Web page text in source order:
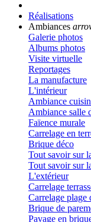
Réalisations
Ambiances
Galerie photos
Albums photos
Visite virtuelle
Reportages
La manufacture
L'intérieur
Ambiance
Ambiance salle
Faïence murale
Carrelage en
Brique déco
Tout savoir sur
Tout savoir sur
L'extérieur
Carrelage
Carrelage plage
Brique de
Pavage en